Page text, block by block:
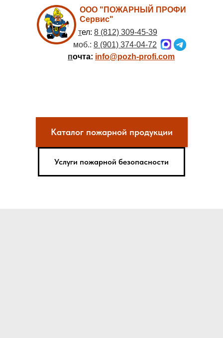
ООО "ПОЖАРНЫЙ ПРОФИ
Сервис"
почта: info@pozh-profi.com
тел: 8 (812) 309-45-39
моб.: 8 (901) 374-04-72
Каталог пожарной продукции
Услуги пожарной безопасности